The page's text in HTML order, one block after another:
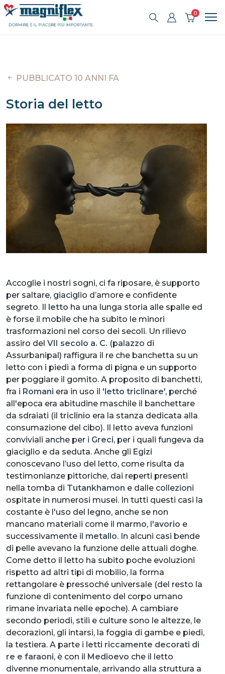
0
PUBBLICATO 10 ANNI FA
Storia del letto
Accoglie i nostri sogni, ci fa riposare, è supporto
per saltare, giaciglio d’amore e confidente
segreto. Il letto ha una lunga storia alle spalle ed
è forse il mobile che ha subito le minori
trasformazioni nel corso dei secoli. Un rilievo
assiro del VII secolo a. C. (palazzo di
Assurbanipal) raffigura il re che banchetta su un
letto con i piedi a forma di pigna e un supporto
per poggiare il gomito. A proposito di banchetti,
fra i Romani era in uso il 'letto triclinare', perché
all'epoca era abitudine maschile il banchettare
da sdraiati (il triclinio era la stanza dedicata alla
consumazione del cibo). Il letto aveva funzioni
conviviali anche per i Greci, per i quali fungeva da
giaciglio e da seduta. Anche gli Egizi
conoscevano l’uso del letto, come risulta da
testimonianze pittoriche, dai reperti presenti
nella tomba di Tutankhamon e dalle collezioni
ospitate in numerosi musei. In tutti questi casi la
costante è l'uso del legno, anche se non
mancano materiali come il marmo, l'avorio e
successivamente il metallo. In alcuni casi bende
di pelle avevano la funzione delle attuali doghe.
Come detto il letto ha subito poche evoluzioni
rispetto ad altri tipi di mobilio, la forma
rettangolare è pressoché universale (del resto la
funzione di contenimento del corpo umano
rimane invariata nelle epoche). A cambiare
secondo periodi, stili e culture sono le altezze, le
decorazioni, gli intarsi, la foggia di gambe e piedi,
la testiera. A parte i letti riccamente decorati di
re e faraoni, è con il Medioevo che il letto
divenne monumentale, arrivando alla struttura a